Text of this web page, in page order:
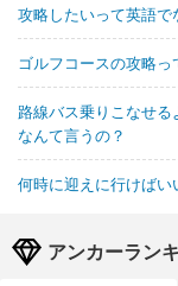
攻略したいって英語で
ゴルフコースの攻略っ
路線バス乗りこなせ
なんて言うの？
何時に迎えに行けばい
アンカーラン